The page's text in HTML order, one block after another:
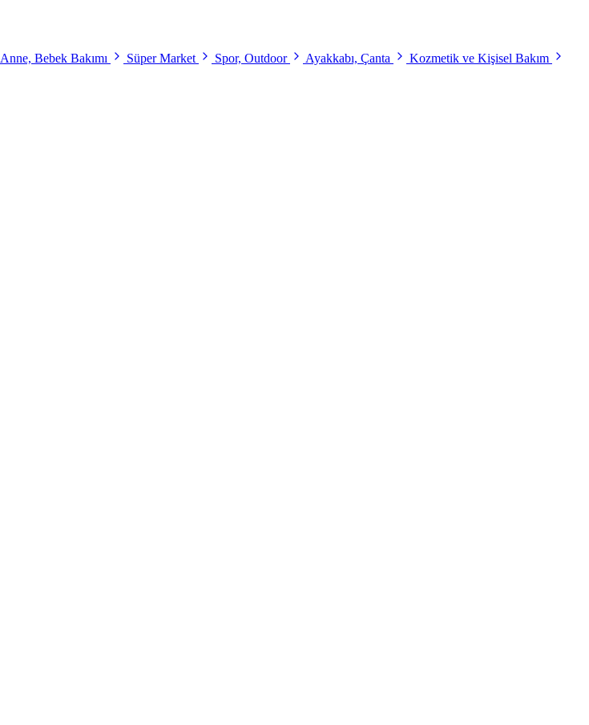
Anne, Bebek Bakımı Süper Market Spor, Outdoor Ayakkabı, Çanta
Kozmetik ve Kişisel Bakım